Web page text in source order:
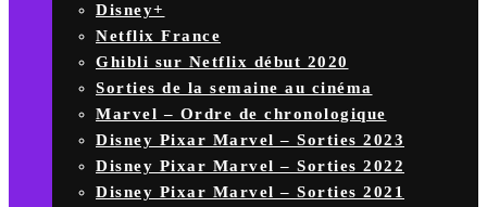
Disney+
Netflix France
Ghibli sur Netflix début 2020
Sorties de la semaine au cinéma
Marvel – Ordre de chronologique
Disney Pixar Marvel – Sorties 2023
Disney Pixar Marvel – Sorties 2022
Disney Pixar Marvel – Sorties 2021